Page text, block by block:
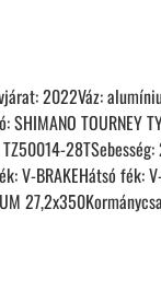
2022Váz:
SHIMANO
V-BRAKEHátsó fék: